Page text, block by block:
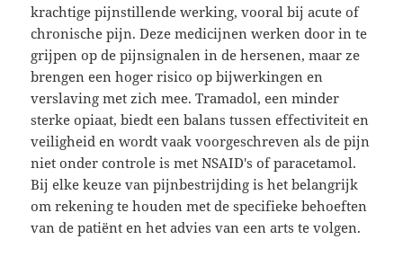
krachtige pijnstillende werking, vooral bij acute of
chronische pijn. Deze medicijnen werken door in te
grijpen op de pijnsignalen in de hersenen, maar ze
brengen een hoger risico op bijwerkingen en
verslaving met zich mee. Tramadol, een minder
sterke opiaat, biedt een balans tussen effectiviteit en
veiligheid en wordt vaak voorgeschreven als de pijn
niet onder controle is met NSAID's of paracetamol.
Bij elke keuze van pijnbestrijding is het belangrijk
om rekening te houden met de specifieke behoeften
van de patiënt en het advies van een arts te volgen.